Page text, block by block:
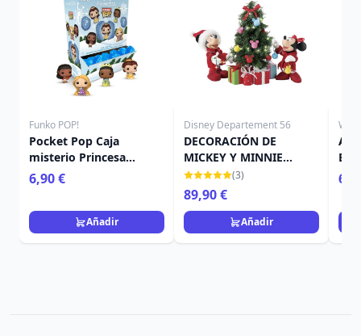
Funko POP!
Pocket Pop Caja
misterio Princesa
Navidad - Disney
6,90 €
Añadir
Disney Departement 56
DECORACIÓN DE
MICKEY Y MINNIE
MOUSE - DISNEY
DEPARTMENT 56
(3)
89,90 €
Añadir